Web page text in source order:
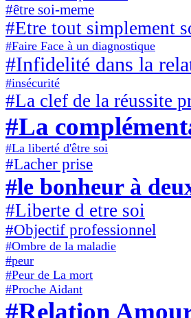
#être soi-meme
#Etre tout simplement
#Faire Face à un diagnostique
#Infidelité dans la
#insécurité
#La clef de la réussite
#La
#La liberté d'être soi
#Lacher prise
#le bonheur à
#Liberte d etre soi
#Objectif professionnel
#Ombre de la maladie
#peur
#Peur de La mort
#Proche Aidant
#Relation